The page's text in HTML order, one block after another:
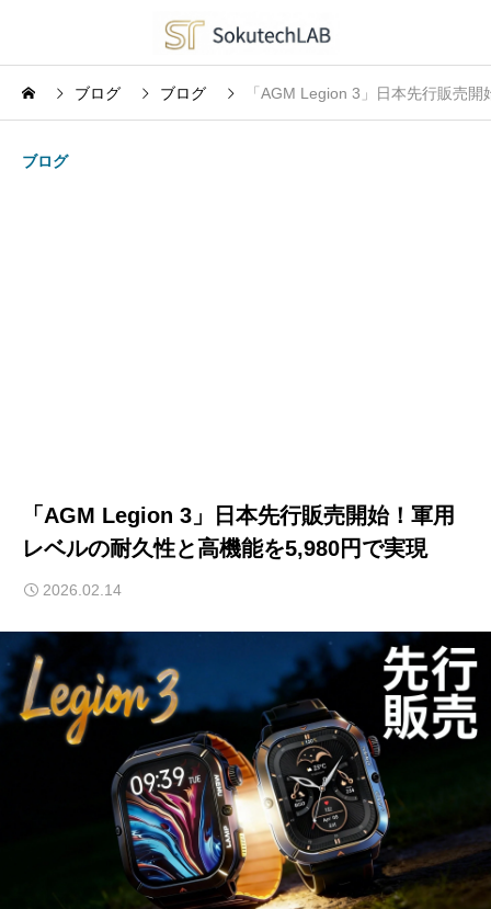
ブログ ブログ 「AGM Legion 3」日本先行販売
ブログ
「AGM Legion 3」日本先行販売開始！軍用
レベルの耐久性と高機能を5,980円で実現
2026.02.14